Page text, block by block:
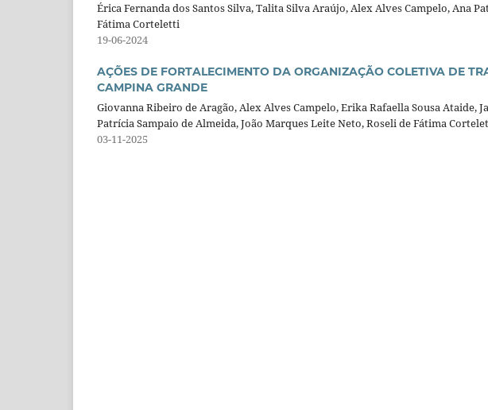
Érica Fernanda dos Santos Silva, Talita Silva Araújo, Alex Alves Campelo, Ana
Fátima Corteletti
19-06-2024
AÇÕES DE FORTALECIMENTO DA ORGANIZAÇÃO COLETIVA DE
CAMPINA GRANDE
Giovanna Ribeiro de Aragão, Alex Alves Campelo, Erika Rafaella Sousa Ataide,
Patrícia Sampaio de Almeida, João Marques Leite Neto, Roseli de Fátima
03-11-2025